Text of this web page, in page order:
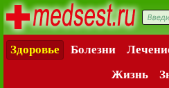
Здоровье Болезни
Жизнь